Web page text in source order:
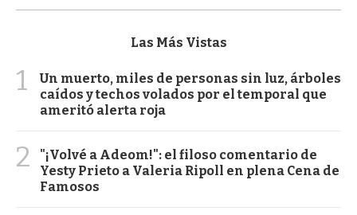
Las Más Vistas
1
Un muerto, miles de personas sin luz, árboles
caídos y techos volados por el temporal que
ameritó alerta roja
2
"¡Volvé a Adeom!": el filoso comentario de
Yesty Prieto a Valeria Ripoll en plena Cena de
Famosos